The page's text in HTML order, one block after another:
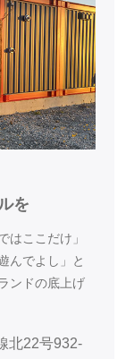
を
はここだけ」
んでよし」と
ンドの底上げ
北22号932-